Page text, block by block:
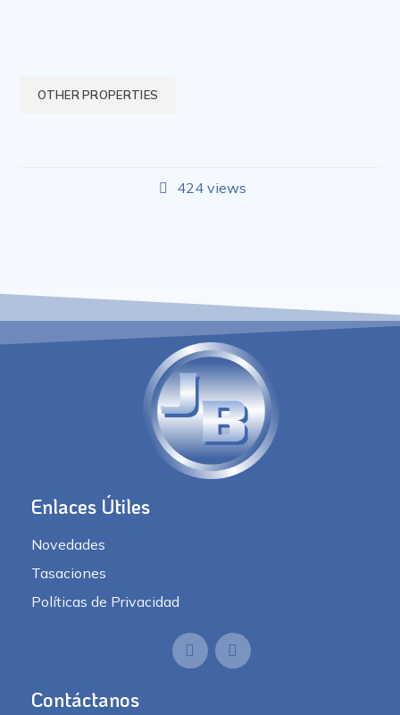
OTHER PROPERTIES
424 views
Enlaces Útiles
Novedades
Tasaciones
Políticas de Privacidad
Contáctanos